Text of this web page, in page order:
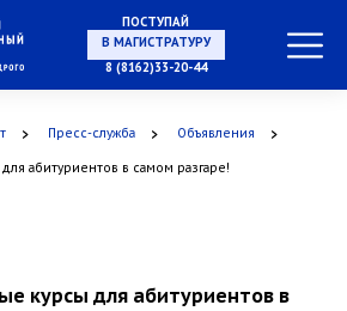
ПОСТУПАЙ
В МАГИСТРАТУРУ
8 (8162)33-20-44
Пресс-служба Объявления
абитуриентов в самом разгаре!
курсы для абитуриентов в